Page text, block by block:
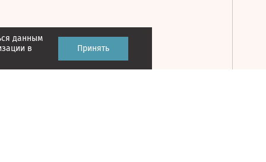
данным
в
Принять